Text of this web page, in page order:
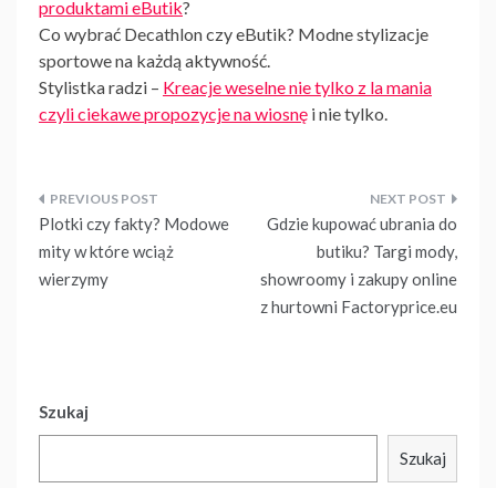
produktami eButik?
Co wybrać Decathlon czy eButik? Modne stylizacje
sportowe na każdą aktywność.
Stylistka radzi – Kreacje weselne nie tylko z la mania
czyli ciekawe propozycje na wiosnę i nie tylko.
Nawigacja
wpisu
Plotki czy fakty? Modowe
mity w które wciąż
wierzymy
Gdzie kupować ubrania do
butiku? Targi mody,
showroomy i zakupy online
z hurtowni Factoryprice.eu
Szukaj
Szukaj